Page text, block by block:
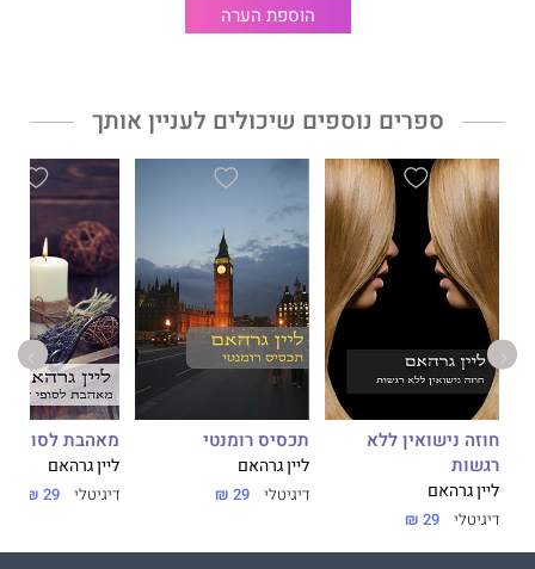
הוספת הערה
ספרים נוספים שיכולים לעניין אותך
חוזה נישואין ללא
רגשות
ליין גרהאם
דיגיטלי 29 ₪
תכסיס רומנטי
ליין גרהאם
דיגיטלי 29 ₪
מאהבת לסופי
ליין גרהאם
דיגיטלי 29 ₪